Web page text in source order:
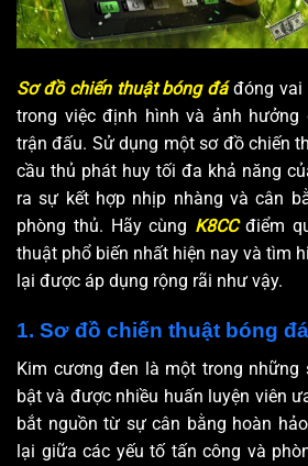
Sơ đồ chiến thuật bóng đáđóng vai
trong việc định hình và ảnh hưởng
trận đấu. Sử dụng một sơ đồ chiến
cầu thủ phát huy tối đa khả năng
ra sự kết hợp nhịp nhàng và cân
phòng thủ. Hãy cùng K8CCđiểm
thuật phổ biến nhất hiện nay và tìm
lại được áp dụng rộng rãi như vậy.
1. Sơ đồ chiến thuật bóng
Kim cương đen là một trong những
bật và được nhiều huấn luyện viên
bắt nguồn từ sự cân bằng hoàn
lại giữa các yếu tố tấn công và